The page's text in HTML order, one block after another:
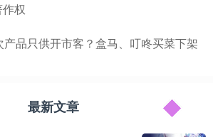
权
品只供开市客？盒马、叮咚买菜下架
最新文章